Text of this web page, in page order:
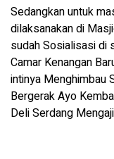
Sedangkan untuk
dilaksanakan di
sudah Sosialisasi di
Camar Kenangan
intinya Menghimbau
Bergerak Ayo
Deli Serdang